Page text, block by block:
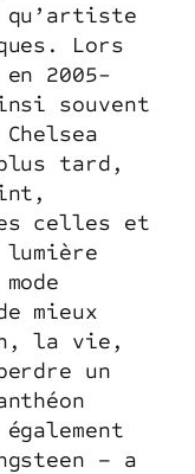
qu’artiste
Lors
2005-
souvent
tard,
celles et
mieux
la vie,
un
– a